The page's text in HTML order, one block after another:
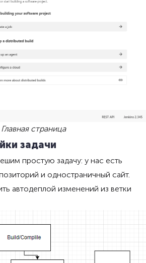
Главная страница
задачи
простую задачу: у нас есть
и одностраничный сайт.
автодеплой изменений из ветки